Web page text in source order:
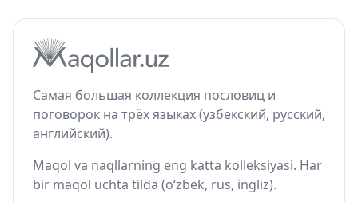
Самая большая коллекция пословиц и
поговорок на трёх языках (узбекский, русский,
английский).
Maqol va naqllarning eng katta kolleksiyasi. Har
bir maqol uchta tilda (o‘zbek, rus, ingliz).